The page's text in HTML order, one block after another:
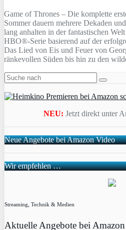
Game of Thrones – Die komplette
Sommer dauern mehrere Dekaden
lang anhalten in der fantastischen
HBO®-Serie basierend auf der
Das Lied von Eis und Feuer von
ränkevollen Süden bis hin zu den
NEU: Jetzt direkt unter
Neue Angebote bei Amazon Video
Wir empfehlen …
Streaming, Technik & Medien
Aktuelle Angebote bei Amazon